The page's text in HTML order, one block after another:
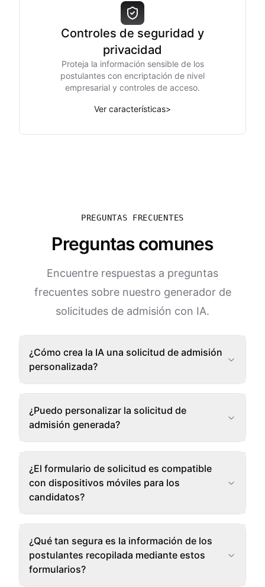
Controles de seguridad y
privacidad
Proteja la información sensible de los
postulantes con encriptación de nivel
empresarial y controles de acceso.
Ver características>
PREGUNTAS FRECUENTES
Preguntas comunes
Encuentre respuestas a preguntas
frecuentes sobre nuestro generador de
solicitudes de admisión con IA.
¿Cómo crea la IA una solicitud de admisión
personalizada?
¿Puedo personalizar la solicitud de
admisión generada?
¿El formulario de solicitud es compatible
con dispositivos móviles para los
candidatos?
¿Qué tan segura es la información de los
postulantes recopilada mediante estos
formularios?